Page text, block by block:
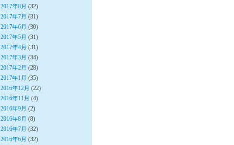
2017年8月 (32)
2017年7月 (31)
2017年6月 (30)
2017年5月 (31)
2017年4月 (31)
2017年3月 (34)
2017年2月 (28)
2017年1月 (35)
2016年12月 (22)
2016年11月 (4)
2016年9月 (2)
2016年8月 (8)
2016年7月 (32)
2016年6月 (32)